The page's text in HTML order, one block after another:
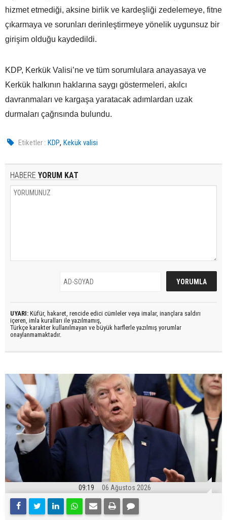
hizmet etmediği, aksine birlik ve kardeşliği zedelemeye, fitne
çıkarmaya ve sorunları derinleştirmeye yönelik uygunsuz bir
girişim olduğu kaydedildi.
KDP, Kerkük Valisi’ne ve tüm sorumlulara anayasaya ve
Kerkük halkının haklarına saygı göstermeleri, akılcı
davranmaları ve kargaşa yaratacak adımlardan uzak
durmaları çağrısında bulundu.
Etiketler : KDP,Kekük valisi
HABERE YORUM KAT
UYARI: Küfür, hakaret, rencide edici cümleler veya imalar, inançlara saldırı
içeren, imla kuralları ile yazılmamış,
Türkçe karakter kullanılmayan ve büyük harflerle yazılmış yorumlar
onaylanmamaktadır.
09:19 06 Ağustos 2026